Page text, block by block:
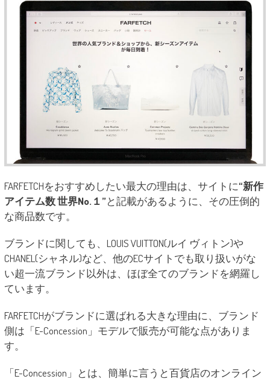
FARFETCHをおすすめしたい最大の理由は、サイトに“新作
アイテム数 世界No.１”と記載があるように、その圧倒的
な商品数です。
ブランドに関しても、LOUIS VUITTON(ルイ ヴィトン)や
CHANEL(シャネル)など、他のECサイトでも取り扱いがな
い超一流ブランド以外は、ほぼ全てのブランドを網羅し
ています。
FARFETCHがブランドに選ばれる大きな理由に、ブランド
側は「E-Concession」モデルで販売が可能な点がありま
す。
「E-Concession」とは、簡単に言うと百貨店のオンライン